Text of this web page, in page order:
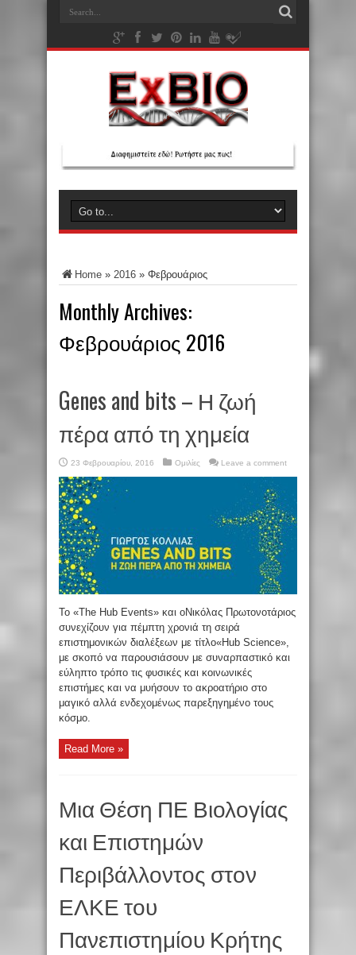
Home » 2016 » Φεβρουάριος
Monthly Archives:
Φεβρουάριος 2016
Genes and bits – Η ζωή
πέρα από τη χημεία
23 Φεβρουαρίου, 2016 Ομιλίες Leave a comment
Το «Τhe Hub Events» και οΝικόλας Πρωτονοτάριος
συνεχίζουν για πέμπτη χρονιά τη σειρά
επιστημονικών διαλέξεων με τίτλο«Hub Science»,
με σκοπό να παρουσιάσουν με συναρπαστικό και
εύληπτο τρόπο τις φυσικές και κοινωνικές
επιστήμες και να μυήσουν το ακροατήριο στο
μαγικό αλλά ενδεχομένως παρεξηγημένο τους
κόσμο.
Read More »
Μια Θέση ΠΕ Βιολογίας
και Επιστημών
Περιβάλλοντος στον
ΕΛΚΕ του
Πανεπιστημίου Κρήτης